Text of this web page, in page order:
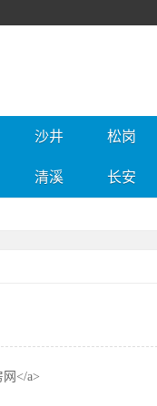
沙井 松岗
清溪 长安